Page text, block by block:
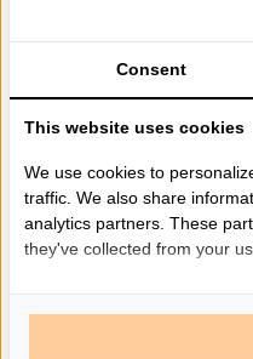
Consent
This website uses cookies
We use cookies to
traffic. We also share
analytics partners. These
they've collected from your